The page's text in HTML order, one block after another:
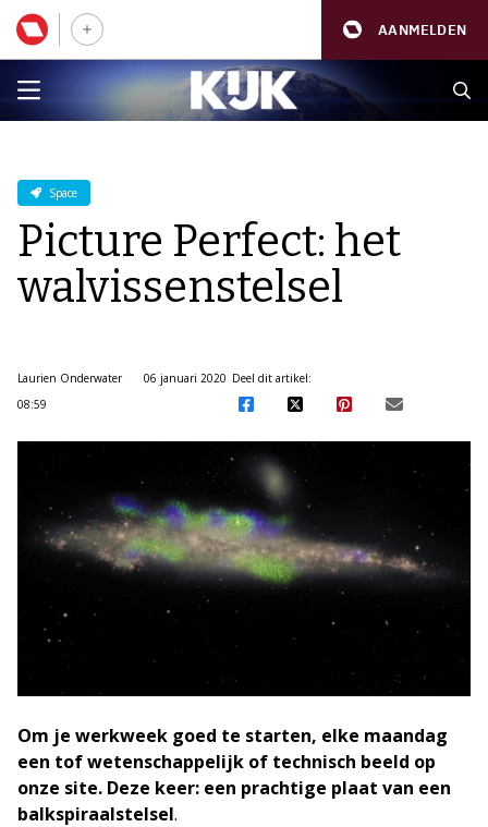
AANMELDEN
Space
Picture Perfect: het
walvissenstelsel
Laurien Onderwater
06 januari 2020
08:59
Deel dit artikel:
Om je werkweek goed te starten, elke maandag
een tof wetenschappelijk of technisch beeld op
onze site. Deze keer: een prachtige plaat van een
balkspiraalstelsel.